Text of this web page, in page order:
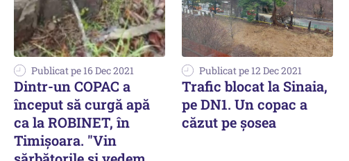
Publicat pe 16 Dec 2021
Dintr-un COPAC a
început să curgă apă
ca la ROBINET, în
Timișoara. "Vin
Publicat pe 12 Dec 2021
Trafic blocat la Sinaia,
pe DN1. Un copac a
căzut pe șosea